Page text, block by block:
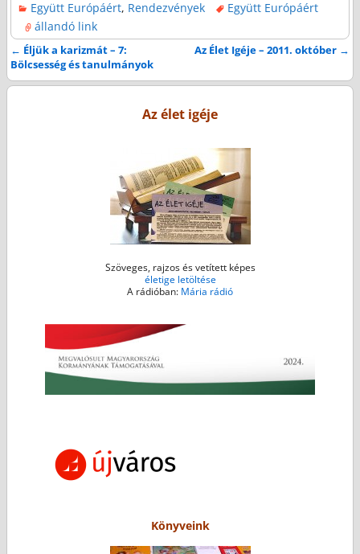
c
e
b
o
o
t
t
e
r
s
s
e
n
g
a
l
a
A
p
p
Együtt Európáért, Rendezvények
Együtt Európáért
állandó link
Bejegyzés navigáció
← Éljük a karizmát – 7:
Bölcsesség és tanulmányok
Az Élet Igéje – 2011. október →
Az élet igéje
Szöveges, rajzos és vetített képes
életige letöltése
A rádióban: Mária rádió
Könyveink